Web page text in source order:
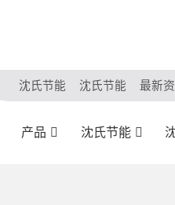
沈氏节能 沈氏节能 最新
产品 沈氏节能